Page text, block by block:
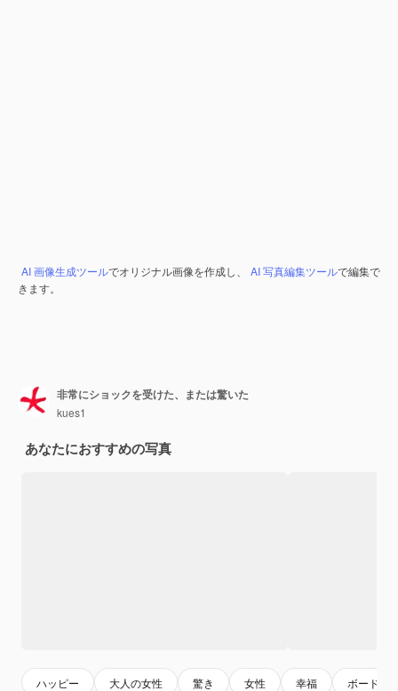
AI 画像生成ツールでオリジナル画像を作成し、 AI 写真編集ツールで編集で
きます。
非常にショックを受けた、または驚いた
kues1
あなたにおすすめの写真
ハッピー 大人の女性 驚き 女性 幸福 ボード